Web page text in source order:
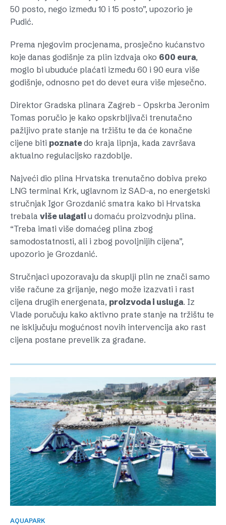
50 posto, nego između 10 i 15 posto”, upozorio je
Pudić.
Prema njegovim procjenama, prosječno kućanstvo
koje danas godišnje za plin izdvaja oko 600 eura,
moglo bi ubuduće plaćati između 60 i 90 eura više
godišnje, odnosno pet do devet eura više mjesečno.
Direktor Gradska plinara Zagreb – Opskrba Jeronim
Tomas poručio je kako opskrbljivači trenutačno
pažljivo prate stanje na tržištu te da će konačne
cijene biti poznatedo kraja lipnja, kada završava
aktualno regulacijsko razdoblje.
Najveći dio plina Hrvatska trenutačno dobiva preko
LNG terminal Krk, uglavnom iz SAD-a, no energetski
stručnjak Igor Grozdanić smatra kako bi Hrvatska
trebala više ulagati u domaću proizvodnju plina.
“Treba imati više domaćeg plina zbog
samodostatnosti, ali i zbog povoljnijih cijena”,
upozorio je Grozdanić.
Stručnjaci upozoravaju da skuplji plin ne znači samo
više račune za grijanje, nego može izazvati i rast
cijena drugih energenata, proizvoda i usluga. Iz
Vlade poručuju kako aktivno prate stanje na tržištu te
ne isključuju mogućnost novih intervencija ako rast
cijena postane prevelik za građane.
AQUAPARK